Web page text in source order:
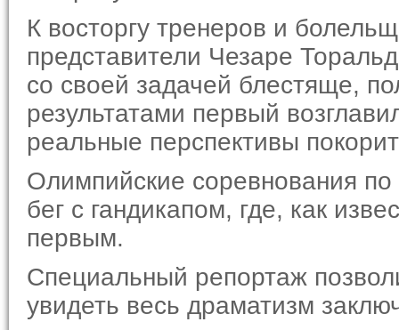
К восторгу тренеров и
представители Чезаре
со своей задачей блестяще,
результатами первый
реальные перспективы
Олимпийские соревнования
бег с гандикапом, где, как
первым.
Специальный репортаж
увидеть весь драматизм